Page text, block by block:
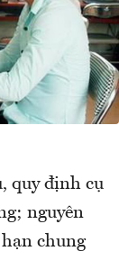
quy định cụ
nguyên
chung